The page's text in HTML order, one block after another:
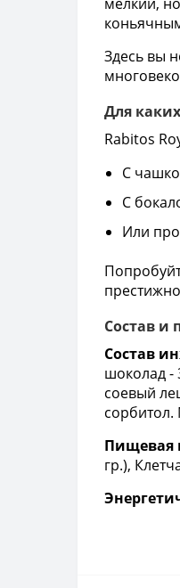
Здесь вы
Для
Rabitos
С
С
Или
Состав и
Состав
шоколад -
соевый
Пищевая
гр.),